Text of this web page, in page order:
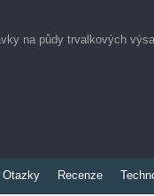
na půdy trvalkových
Otazky Recenze